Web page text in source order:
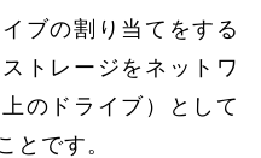
ブの割り当てをする
トレージをネットワ
のドライブ）として
とです。